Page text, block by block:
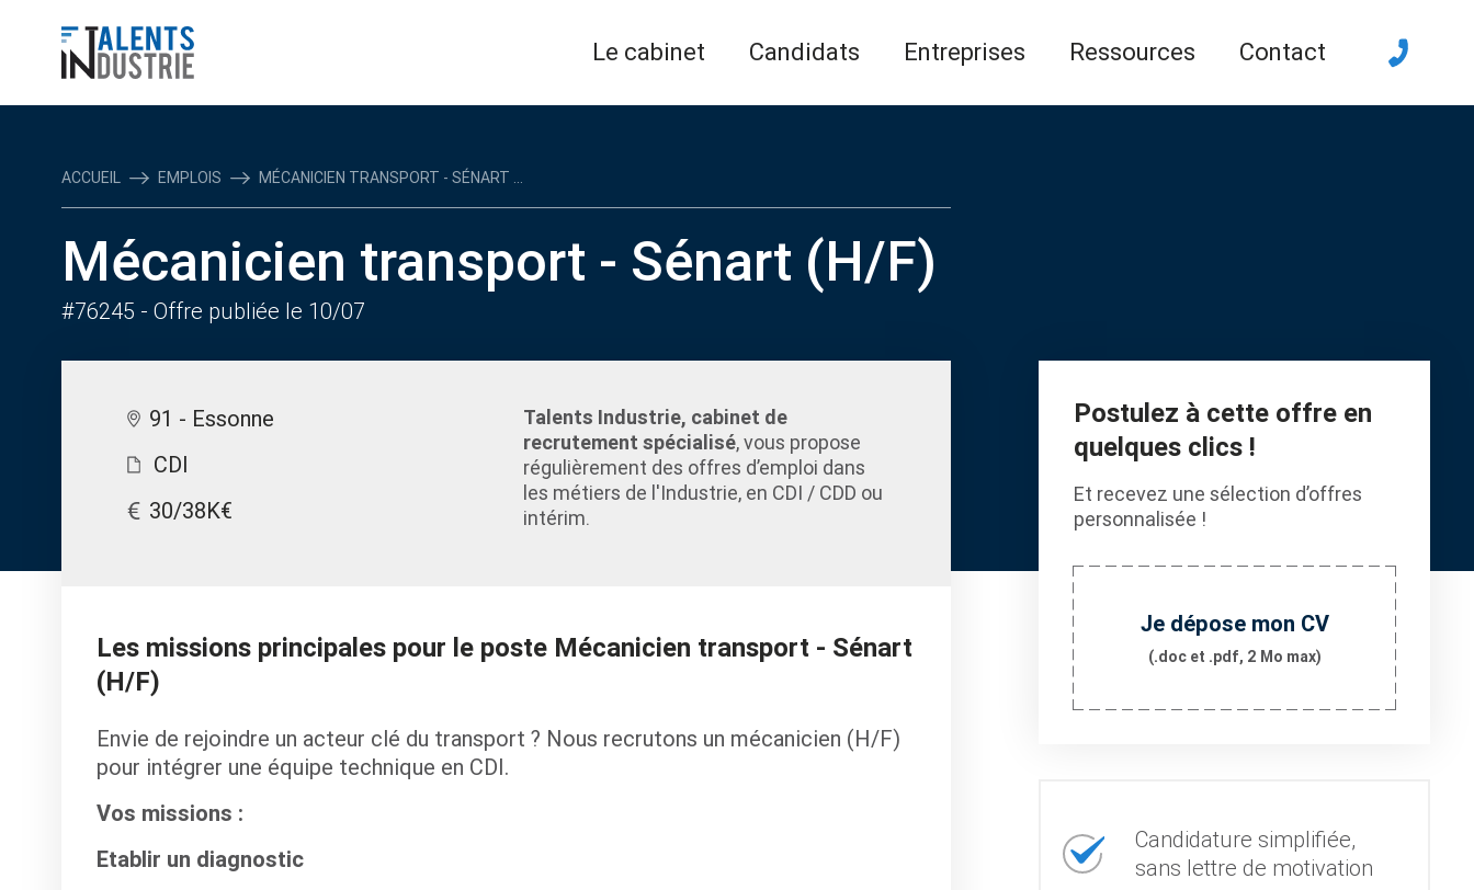
Le cabinet Candidats Entreprises Ressources Contact
ACCUEIL EMPLOIS MÉCANICIEN TRANSPORT - SÉNART ...
Mécanicien transport - Sénart (H/F)
#76245 - Offre publiée le 10/07
91 - Essonne
CDI
30/38K€
Talents Industrie, cabinet de
recrutement spécialisé, vous propose
régulièrement des offres d’emploi dans
les métiers de l'Industrie, en CDI / CDD ou
intérim.
Les missions principales pour le poste Mécanicien transport - Sénart
(H/F)
Envie de rejoindre un acteur clé du transport ? Nous recrutons un mécanicien (H/F)
pour intégrer une équipe technique en CDI.
Vos missions :
Etablir un diagnostic
Postulez à cette offre en
quelques clics !
Et recevez une sélection d’offres
personnalisée !
Je dépose mon CV
(.doc et .pdf, 2 Mo max)
Candidature simplifiée,
sans lettre de motivation